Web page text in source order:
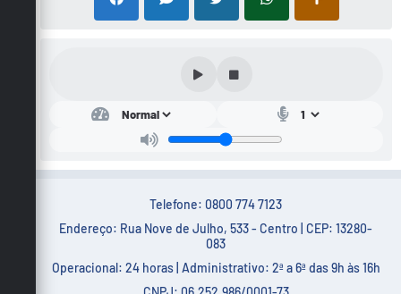
Telefone: 0800 774 7123
Endereço: Rua Nove de Julho, 533 - Centro | CEP: 13280-
083
Operacional: 24 horas | Administrativo: 2ª a 6ª das 9h às 16h